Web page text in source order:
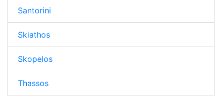
Santorini
Skiathos
Skopelos
Thassos